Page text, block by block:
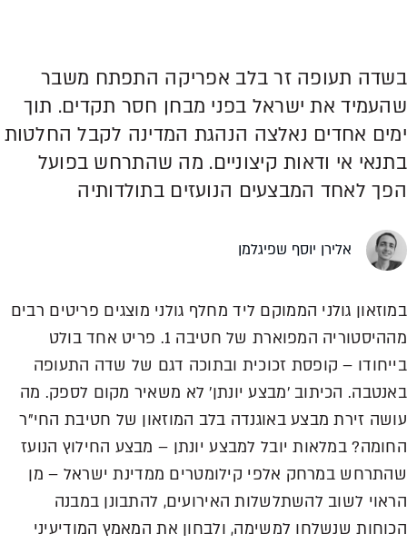
בשדה תעופה זר בלב אפריקה התפתח משבר
שהעמיד את ישראל בפני מבחן חסר תקדים. תוך
ימים אחדים נאלצה הנהגת המדינה לקבל החלטות
בתנאי אי ודאות קיצוניים. מה שהתרחש בפועל
הפך לאחד המבצעים הנועזים בתולדותיה
אלירן יוסף שפיגלמן
במוזאון גולני הממוקם ליד מחלף גולני מוצגים פריטים רבים
מההיסטוריה המפוארת של חטיבה 1. פריט אחד בולט
בייחודו – קופסת זכוכית ובתוכה דגם של שדה התעופה
באנטבה. הכיתוב 'מבצע יונתן' לא משאיר מקום לספק. מה
עושה זירת מבצע באוגנדה בלב המוזאון של חטיבת החי"ר
החומה? במלאות יובל למבצע יונתן – מבצע החילוץ הנועז
שהתרחש במרחק אלפי קילומטרים ממדינת ישראל – מן
הראוי לשוב להשתלשלות האירועים, להתבונן במבנה
הכוחות שנשלחו למשימה, ולבחון את המאמץ המודיעיני